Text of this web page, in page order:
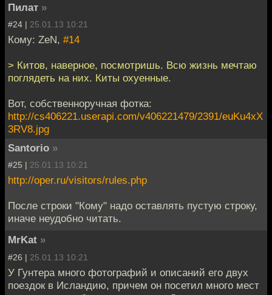
Пилат »
#24 | 25.01.13 10:21
Кому: ZeN, #14
> Китов, наверное, посмотришь. Всю жизнь мечтаю
поглядеть на них. Киты охуенные.
Вот, собственноручная фотка:
http://cs406221.userapi.com/v406221479/2391/euKu4xX
3RV8.jpg
Santorio »
#25 | 25.01.13 10:21
http://oper.ru/visitors/rules.php
После строки "Кому" надо оставлять пустую строку,
иначе неудобно читать.
MrKat »
#26 | 25.01.13 10:21
У Гунтера много фотографий и описаний его двух
поездок в Исландию, причем он посетил много мест